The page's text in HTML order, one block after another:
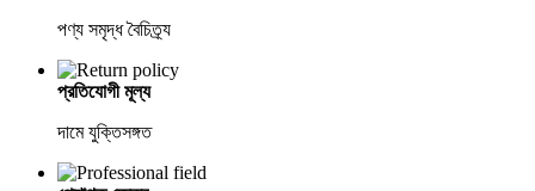
পণ্য সমৃদ্ধ বৈচিত্র্য
প্রতিযোগী মূল্য
দামে যুক্তিসঙ্গত